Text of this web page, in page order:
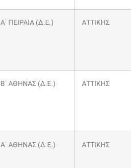
Α΄ ΠΕΙΡΑΙΑ (Δ.Ε.) ΑΤΤΙΚΗΣ
Β΄ ΑΘΗΝΑΣ (Δ.Ε.) ΑΤΤΙΚΗΣ
Α΄ ΑΘΗΝΑΣ (Δ.Ε.) ΑΤΤΙΚΗΣ